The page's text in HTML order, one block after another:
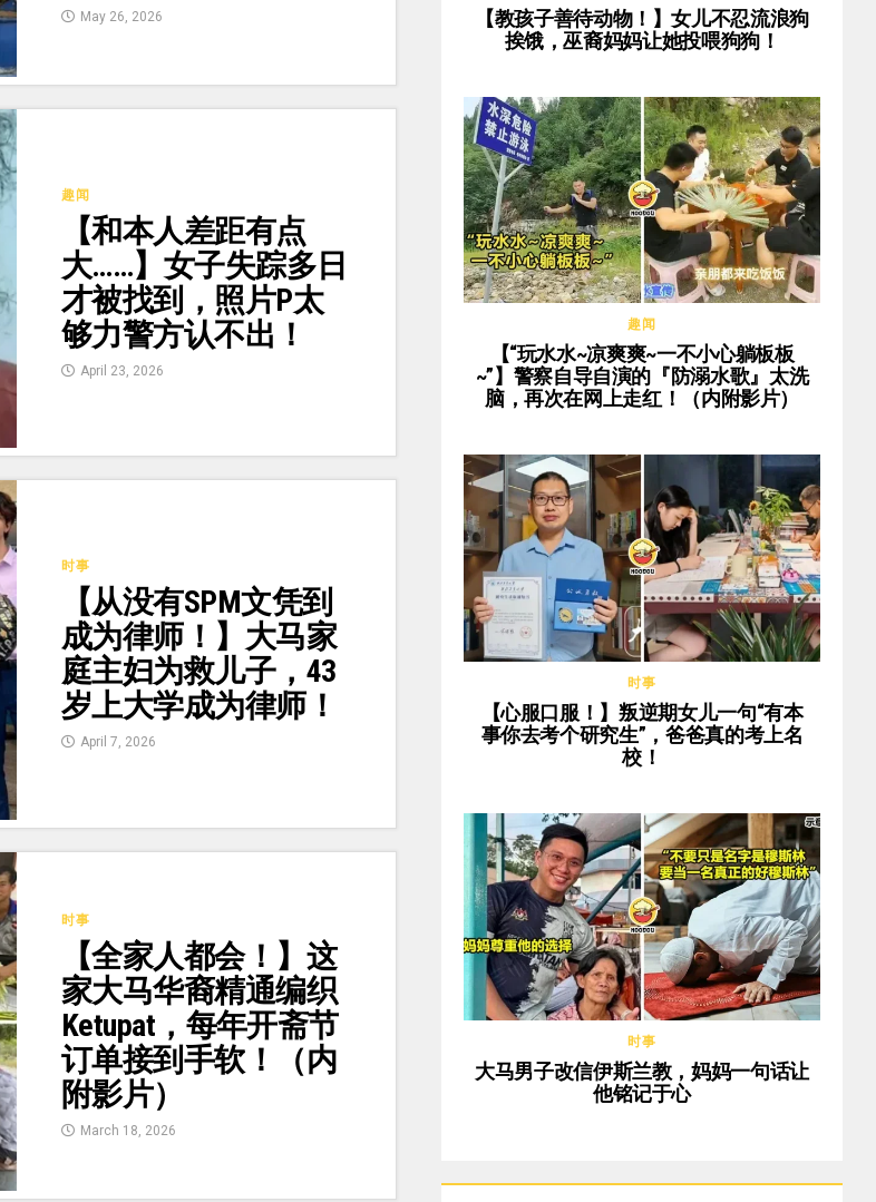
May 26, 2026
趣闻
【和本人差距有点
大……】女子失踪多日
才被找到，照片P太
够力警方认不出！
April 23, 2026
时事
【从没有SPM文凭到
成为律师！】大马家
庭主妇为救儿子，43
岁上大学成为律师！
April 7, 2026
时事
【全家人都会！】这
家大马华裔精通编织
Ketupat，每年开斋节
订单接到手软！（内
附影片）
March 18, 2026
【教孩子善待动物！】女儿不忍流浪狗
挨饿，巫裔妈妈让她投喂狗狗！
趣闻
【“玩水水~凉爽爽~一不小心躺板板
~”】警察自导自演的『防溺水歌』太洗
脑，再次在网上走红！（内附影片）
时事
【心服口服！】叛逆期女儿一句“有本
事你去考个研究生”，爸爸真的考上名
校！
时事
大马男子改信伊斯兰教，妈妈一句话让
他铭记于心